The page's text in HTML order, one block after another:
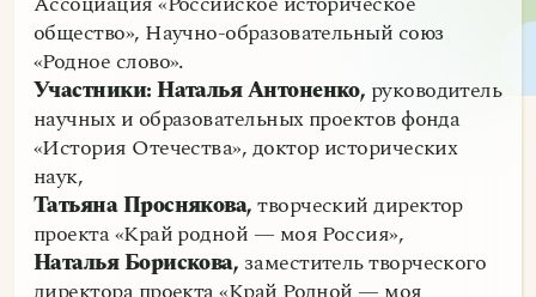
общество», Научно-образовательный союз
«Родное слово».
Участники: Наталья Антоненко, руководитель
научных и образовательных проектов фонда
«История Отечества», доктор исторических
наук,
Татьяна Проснякова,творческий директор
проекта «Край родной — моя Россия»,
Наталья Борискова, заместитель творческого